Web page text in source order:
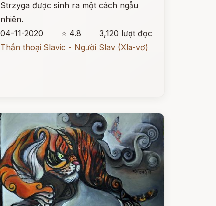
Strzyga được sinh ra một cách ngẫu
nhiên.
04-11-2020
⭐ 4.8
3,120 lượt đọc
Thần thoại Slavic - Người Slav (Xla-vơ)